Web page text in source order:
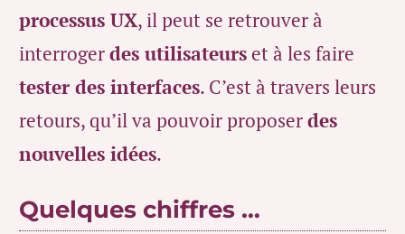
processus UX, il peut se retrouver à
interrogerdes utilisateurset à les faire
tester des interfaces. C’est à travers leurs
retours, qu’il va pouvoir proposerdes
nouvelles idées.
Quelques chiffres …